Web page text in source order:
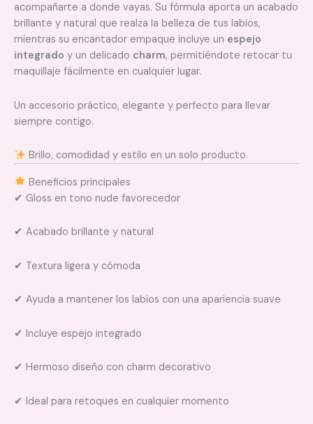
acompañarte a donde vayas. Su fórmula aporta un acabado
brillante y natural que realza la belleza de tus labios,
mientras su encantador empaque incluye un espejo
integrado y un delicado charm, permitiéndote retocar tu
maquillaje fácilmente en cualquier lugar.
Un accesorio práctico, elegante y perfecto para llevar
siempre contigo.
Brillo, comodidad y estilo en un solo producto.
Beneficios principales
✔ Gloss en tono nude favorecedor
✔ Acabado brillante y natural
✔ Textura ligera y cómoda
✔ Ayuda a mantener los labios con una apariencia suave
✔ Incluye espejo integrado
✔ Hermoso diseño con charm decorativo
✔ Ideal para retoques en cualquier momento